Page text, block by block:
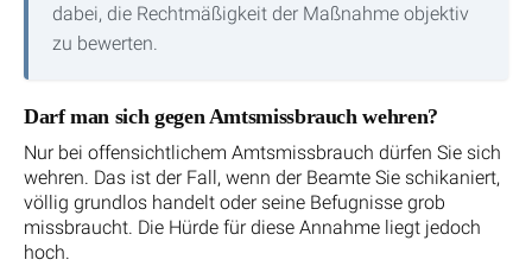
dabei, die Rechtmäßigkeit der Maßnahme objektiv
zu bewerten.
Darf man sich gegen Amtsmissbrauch wehren?
Nur bei offensichtlichem Amtsmissbrauch dürfen Sie sich
wehren. Das ist der Fall, wenn der Beamte Sie schikaniert,
völlig grundlos handelt oder seine Befugnisse grob
missbraucht. Die Hürde für diese Annahme liegt jedoch
hoch.